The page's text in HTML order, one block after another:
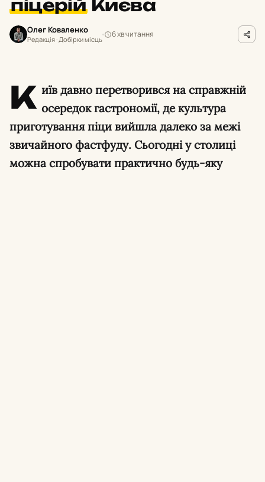
піцерійКиєва
Олег Коваленко
Редакція · Добірки місць
6 хв читання
К иїв давно перетворився на справжній
осередок гастрономії, де культура
приготування піци вийшла далеко за межі
звичайного фастфуду. Сьогодні у столиці
можна спробувати практично будь-яку